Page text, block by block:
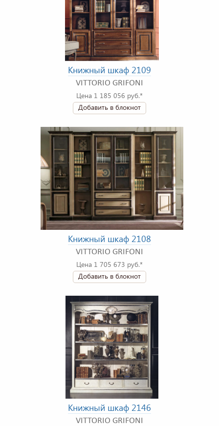
Книжный шкаф 2109
VITTORIO GRIFONI
Цена 1 185 056 руб.*
Добавить в блокнот
Книжный шкаф 2108
VITTORIO GRIFONI
Цена 1 705 673 руб.*
Добавить в блокнот
Книжный шкаф 2146
VITTORIO GRIFONI